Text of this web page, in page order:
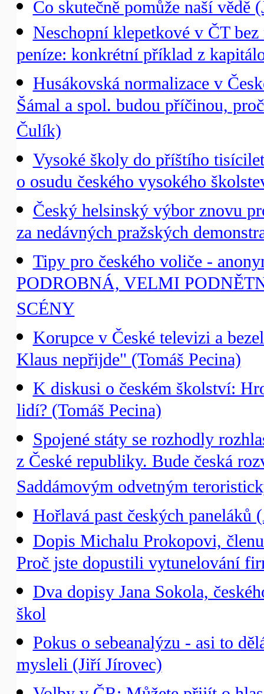
Co skutečně pomůže naší vědě
Neschopní klepetkové v ČT
peníze: konkrétní příklad z
Husákovská normalizace v
Šámal a spol. budou příčinou,
Čulík)
Vysoké školy do příštího
o osudu českého vysokého
Český helsinský výbor znovu
za nedávných pražských
Tipy pro českého voliče -
PODROBNÁ, VELMI
SCÉNY
Korupce v České televizi a
Klaus nepřijde" (Tomáš Pecina)
K diskusi o českém školství:
lidí? (Tomáš Pecina)
Spojené státy se rozhodly
z České republiky. Bude česká
Saddámovým odvetným
Hořlavá past českých paneláků
Dopis Michalu Prokopovi,
Proč jste dopustili vytunelování
Dva dopisy Jana Sokola,
škol
Pokus o sebeanalýzu - asi to
mysleli (Jiří Jírovec)